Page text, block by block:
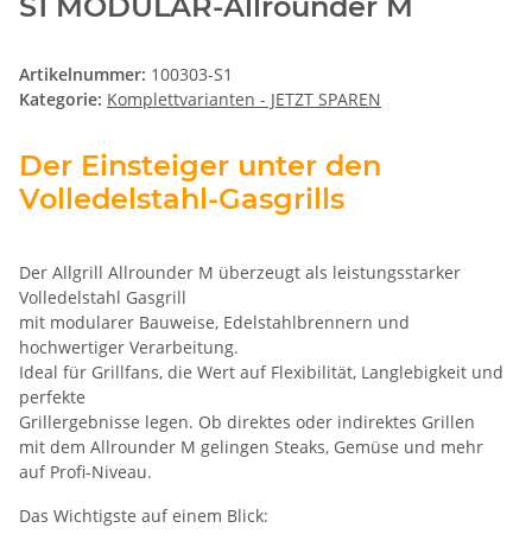
Artikelnummer: 100303-S1
Kategorie: Komplettvarianten - JETZT SPAREN
Der Einsteiger unter den
Volledelstahl-Gasgrills
Der Allgrill Allrounder M überzeugt als leistungsstarker
Volledelstahl Gasgrill
mit modularer Bauweise, Edelstahlbrennern und
hochwertiger Verarbeitung.
Ideal für Grillfans, die Wert auf Flexibilität, Langlebigkeit und
perfekte
Grillergebnisse legen. Ob direktes oder indirektes Grillen
mit dem Allrounder M gelingen Steaks, Gemüse und mehr
auf Profi-Niveau.
Das Wichtigste auf einem Blick: